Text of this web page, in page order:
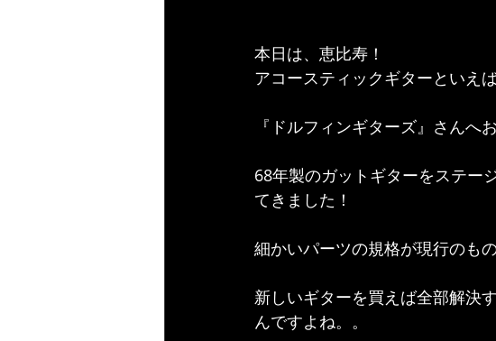
本日は、恵比寿！
アコースティックギターといえ
『ドルフィンギターズ』さんへ
68年製のガットギターをステー
てきました！
細かいパーツの規格が現行のも
新しいギターを買えば全部解決
んですよね。。